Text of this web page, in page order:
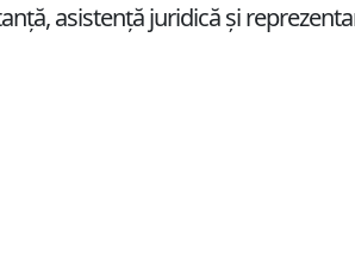
asistenţă juridică şi